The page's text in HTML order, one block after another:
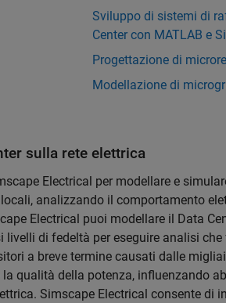
Sviluppo di sistemi di
Center con MATLAB e
Progettazione di
Modellazione di
sulla rete elettrica
Electrical per modellare e
analizzando il comportamento
Electrical puoi modellare il Data
livelli di fedeltà per eseguire analisi
a breve termine causati dalle
qualità della potenza, influenzando
Simscape Electrical consente di